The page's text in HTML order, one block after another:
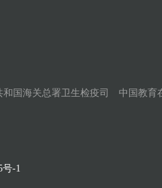
和国海关总署卫生检疫司 中国教育
号-1